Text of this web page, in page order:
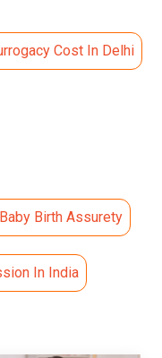
Cost In Delhi
Birth Assurety
In India